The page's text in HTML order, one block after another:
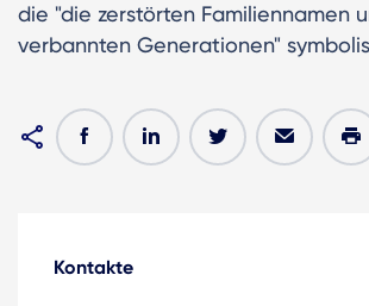
die "die zerstörten Familiennamen
verbannten Generationen"
Kontakte